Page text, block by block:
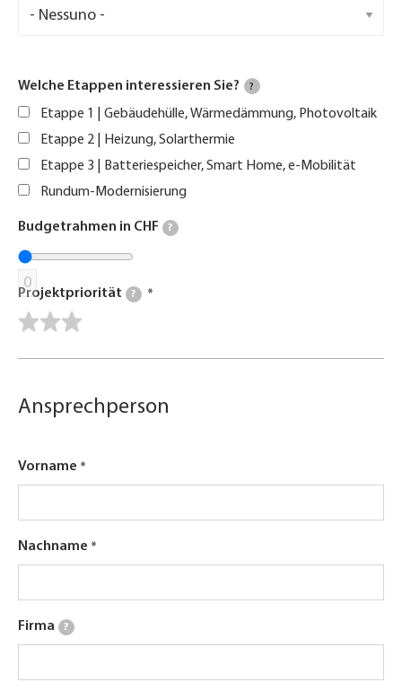
Welche Etappen interessieren Sie? ?
Etappe 1 | Gebäudehülle, Wärmedämmung, Photovoltaik
Etappe 2 | Heizung, Solarthermie
Etappe 3 | Batteriespeicher, Smart Home, e-Mobilität
Rundum-Modernisierung
Budgetrahmen in CHF ?
0
Projektpriorität ?
Ansprechperson
Vorname
Nachname
Firma ?